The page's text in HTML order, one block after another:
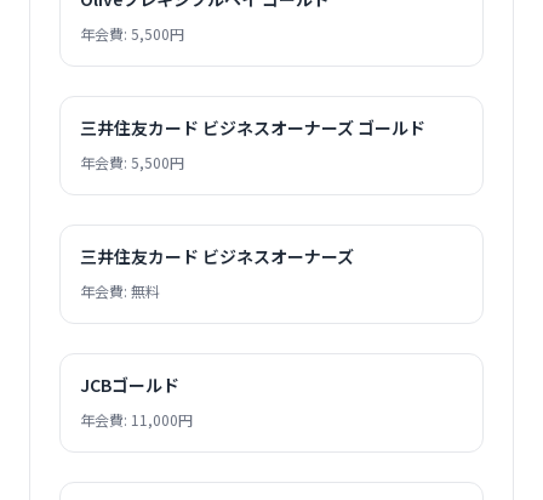
年会費: 5,500円
三井住友カード ビジネスオーナーズ ゴールド
年会費: 5,500円
三井住友カード ビジネスオーナーズ
年会費: 無料
JCBゴールド
年会費: 11,000円